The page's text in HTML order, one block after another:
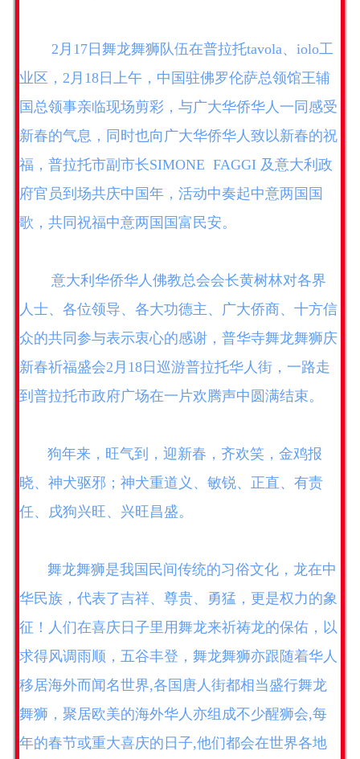
2月17日舞龙舞狮队伍在普拉托tavola、iolo工
业区，2月18日上午，中国驻佛罗伦萨总领馆王辅
国总领事亲临现场剪彩，与广大华侨华人一同感受
新春的气息，同时也向广大华侨华人致以新春的祝
福，普拉托市副市长SIMONE FAGGI 及意大利政
府官员到场共庆中国年，活动中奏起中意两国国
歌，共同祝福中意两国国富民安。
意大利华侨华人佛教总会会长黄树林对各界
人士、各位领导、各大功德主、广大侨商、十方信
众的共同参与表示衷心的感谢，普华寺舞龙舞狮庆
新春祈福盛会2月18日巡游普拉托华人街，一路走
到普拉托市政府广场在一片欢腾声中圆满结束。
狗年来，旺气到，迎新春，齐欢笑，金鸡报
晓、神犬驱邪；神犬重道义、敏锐、正直、有责
任、戌狗兴旺、兴旺昌盛。
舞龙舞狮是我国民间传统的习俗文化，龙在中
华民族，代表了吉祥、尊贵、勇猛，更是权力的象
征！人们在喜庆日子里用舞龙来祈祷龙的保佑，以
求得风调雨顺，五谷丰登，舞龙舞狮亦跟随着华人
移居海外而闻名世界,各国唐人街都相当盛行舞龙
舞狮，聚居欧美的海外华人亦组成不少醒狮会,每
年的春节或重大喜庆的日子,他们都会在世界各地